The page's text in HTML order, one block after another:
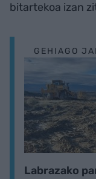
bitartekoa izan
GEHIAGO
Labrazako